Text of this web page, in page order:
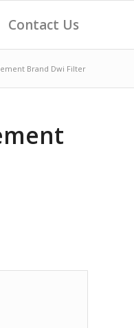
Contact Us
Brand Dwi Filter